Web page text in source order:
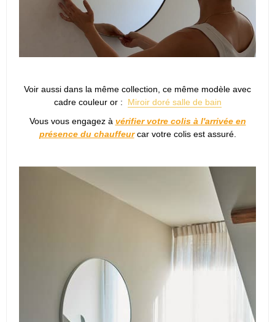
Voir aussi dans la même collection, ce même modèle avec
cadre couleur or : Miroir doré salle de bain
Vous vous engagez à vérifier votre colis à l'arrivée en
présence du chauffeurcar votre colis est assuré.